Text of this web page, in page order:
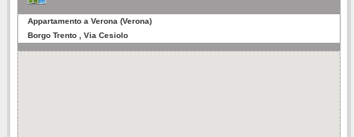
Appartamento a Verona (Verona)
Borgo Trento , Via Cesiolo